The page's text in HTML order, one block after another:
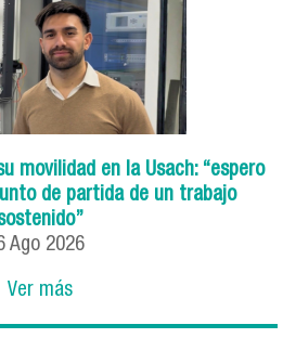
movilidad en la Usach: “espero
de partida de un trabajo
Ago 2026
Ver más